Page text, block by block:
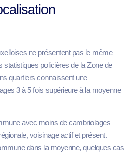
ne présentent pas le même
statistiques policières de la Zone de
quartiers connaissent une
3 à 5 fois supérieure à la moyenne
avec moins de cambriolages
voisinage actif et présent.
dans la moyenne, quelques cas